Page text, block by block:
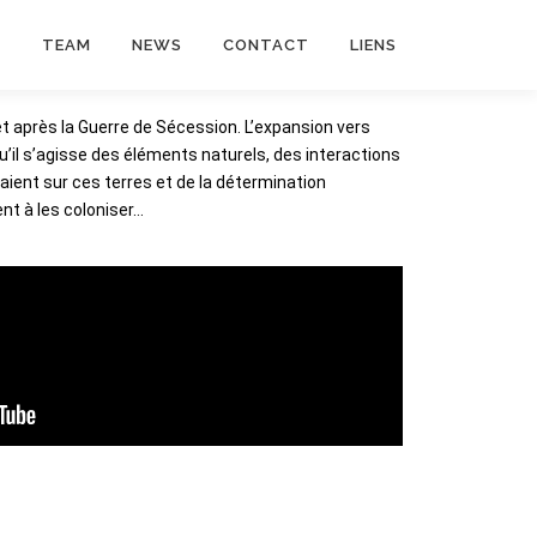
TEAM NEWS CONTACT LIENS
la Guerre de Sécession. L’expansion vers
s’agisse des éléments naturels, des interactions
sur ces terres et de la détermination
à les coloniser…